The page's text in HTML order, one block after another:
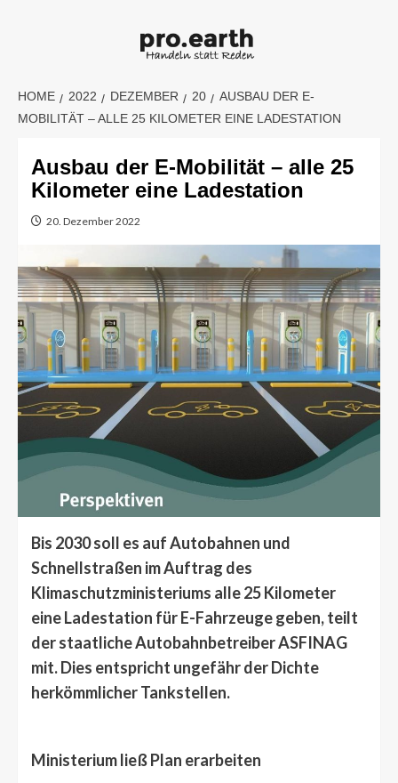
HOME 2022 DEZEMBER 20
AUSBAU DER E-
MOBILITÄT – ALLE 25 KILOMETER EINE LADESTATION
Ausbau der E-Mobilität – alle 25
Kilometer eine Ladestation
20. Dezember 2022
Bis 2030 soll es auf Autobahnen und
Schnellstraßen im Auftrag des
Klimaschutzministeriums alle 25 Kilometer
eine Ladestation für E-Fahrzeuge geben, teilt
der staatliche Autobahnbetreiber ASFINAG
mit. Dies entspricht ungefähr der Dichte
herkömmlicher Tankstellen.
Ministerium ließ Plan erarbeiten